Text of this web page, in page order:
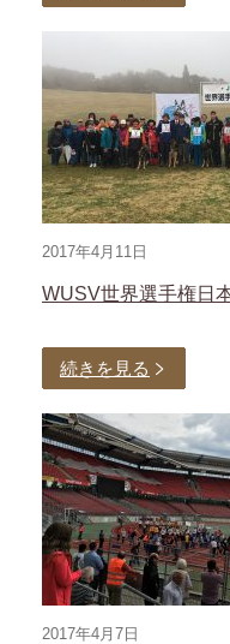
2017年4月11日
WUSV世界選手権日
続きを見る
2017年4月7日